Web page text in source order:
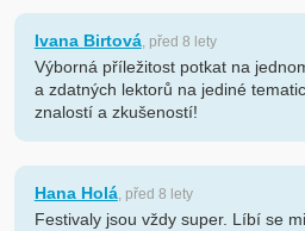
Ivana Birtová, před 8 lety
Výborná příležitost potkat na
a zdatných lektorů na jediné
znalostí a zkušeností!
Hana Holá, před 8 lety
Festivaly jsou vždy super. Líbí se